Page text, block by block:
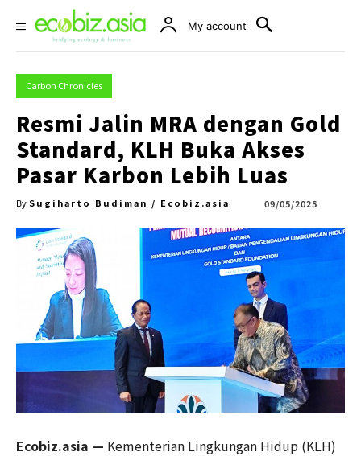
My account
Carbon Chronicles
Resmi Jalin MRA dengan Gold
Standard, KLH Buka Akses
Pasar Karbon Lebih Luas
By Sugiharto Budiman / Ecobiz.asia 09/05/2025
Ecobiz.asia — Kementerian Lingkungan Hidup (KLH)